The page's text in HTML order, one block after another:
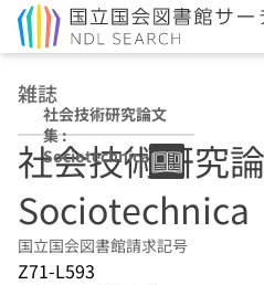
雑誌
社会技術研究論文
集 :
Sociotechnica
社会技術研究
Sociotechnica
国立国会図書館請求記号
Z71-L593